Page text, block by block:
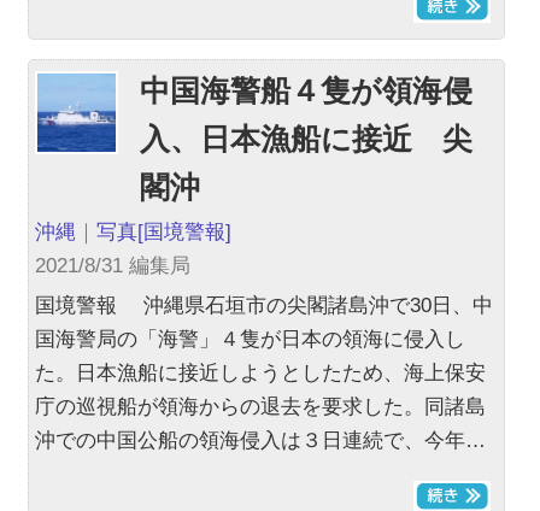
中国海警船４隻が領海侵
入、日本漁船に接近 尖
閣沖
沖縄 ｜写真[国境警報]
2021/8/31 編集局
国境警報 沖縄県石垣市の尖閣諸島沖で30日、中
国海警局の「海警」４隻が日本の領海に侵入し
た。日本漁船に接近しようとしたため、海上保安
庁の巡視船が領海からの退去を要求した。同諸島
沖での中国公船の領海侵入は３日連続で、今年…